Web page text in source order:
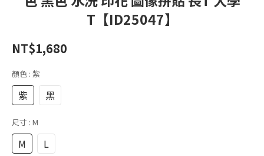
T【ID25047】
NT$1,680
顏色 : 紫
紫 黑
尺寸 : M
M L